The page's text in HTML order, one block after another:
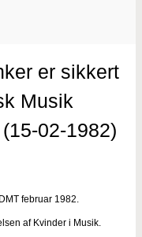
er sikkert
Musik
02-1982)
februar 1982.
af Kvinder i Musik.